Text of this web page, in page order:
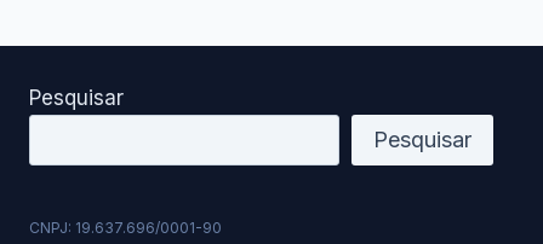
COMPLETA
Página
Pesquisar
Pesquisar
CNPJ: 19.637.696/0001-90